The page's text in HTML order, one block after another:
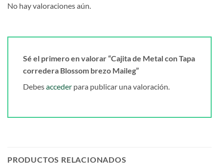
No hay valoraciones aún.
Sé el primero en valorar “Cajita de Metal con Tapa
corredera Blossom brezo Maileg”
Debesacceder para publicar una valoración.
PRODUCTOS RELACIONADOS